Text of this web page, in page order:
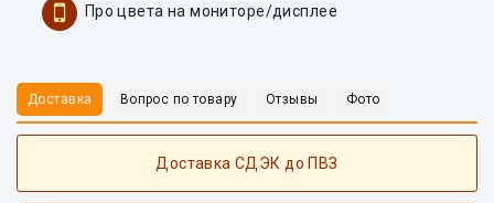
Про цвета на мониторе/дисплее
Доставка Вопрос по товару Отзывы Фото
Доставка СДЭК до ПВЗ